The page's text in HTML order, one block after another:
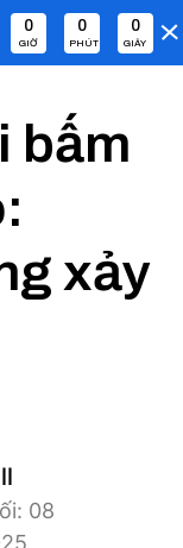
0
GIỜ
0
PHÚT
0
GIÂY
bấm
xảy
08